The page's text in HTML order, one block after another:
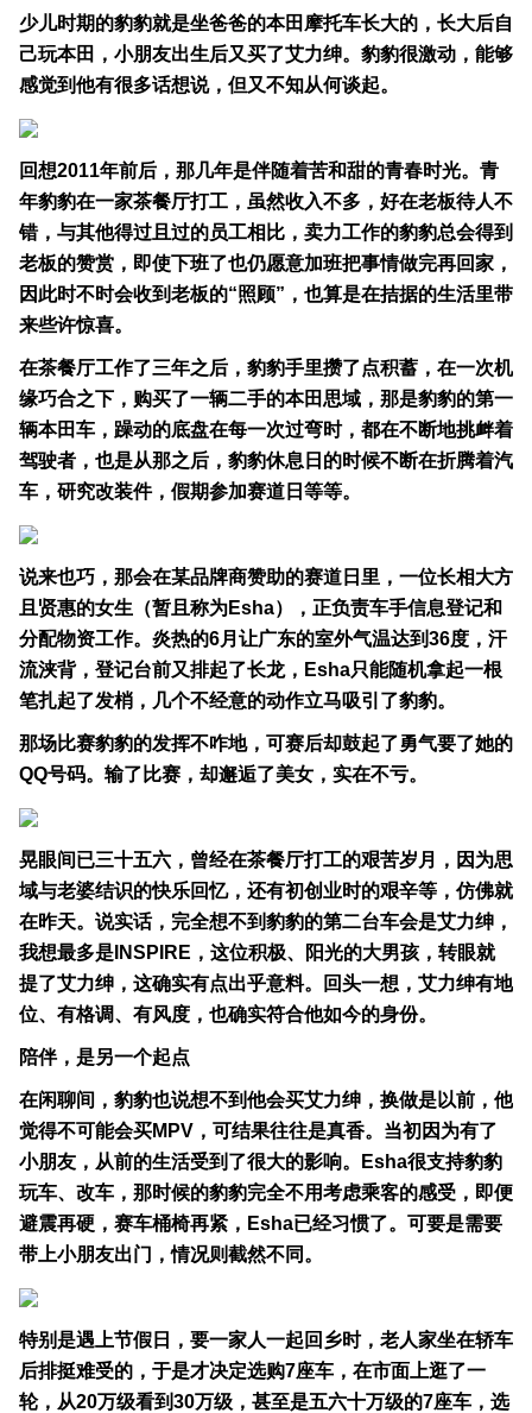
少儿时期的豹豹就是坐爸爸的本田摩托车长大的，长大后自
己玩本田，小朋友出生后又买了艾力绅。豹豹很激动，能够
感觉到他有很多话想说，但又不知从何谈起。
回想2011年前后，那几年是伴随着苦和甜的青春时光。青
年豹豹在一家茶餐厅打工，虽然收入不多，好在老板待人不
错，与其他得过且过的员工相比，卖力工作的豹豹总会得到
老板的赞赏，即使下班了也仍愿意加班把事情做完再回家，
因此时不时会收到老板的“照顾”，也算是在拮据的生活里带
来些许惊喜。
在茶餐厅工作了三年之后，豹豹手里攒了点积蓄，在一次机
缘巧合之下，购买了一辆二手的本田思域，那是豹豹的第一
辆本田车，躁动的底盘在每一次过弯时，都在不断地挑衅着
驾驶者，也是从那之后，豹豹休息日的时候不断在折腾着汽
车，研究改装件，假期参加赛道日等等。
说来也巧，那会在某品牌商赞助的赛道日里，一位长相大方
且贤惠的女生（暂且称为Esha），正负责车手信息登记和
分配物资工作。炎热的6月让广东的室外气温达到36度，汗
流浃背，登记台前又排起了长龙，Esha只能随机拿起一根
笔扎起了发梢，几个不经意的动作立马吸引了豹豹。
那场比赛豹豹的发挥不咋地，可赛后却鼓起了勇气要了她的
QQ号码。输了比赛，却邂逅了美女，实在不亏。
晃眼间已三十五六，曾经在茶餐厅打工的艰苦岁月，因为思
域与老婆结识的快乐回忆，还有初创业时的艰辛等，仿佛就
在昨天。说实话，完全想不到豹豹的第二台车会是艾力绅，
我想最多是INSPIRE，这位积极、阳光的大男孩，转眼就
提了艾力绅，这确实有点出乎意料。回头一想，艾力绅有地
位、有格调、有风度，也确实符合他如今的身份。
陪伴，是另一个起点
在闲聊间，豹豹也说想不到他会买艾力绅，换做是以前，他
觉得不可能会买MPV，可结果往往是真香。当初因为有了
小朋友，从前的生活受到了很大的影响。Esha很支持豹豹
玩车、改车，那时候的豹豹完全不用考虑乘客的感受，即便
避震再硬，赛车桶椅再紧，Esha已经习惯了。可要是需要
带上小朋友出门，情况则截然不同。
特别是遇上节假日，要一家人一起回乡时，老人家坐在轿车
后排挺难受的，于是才决定选购7座车，在市面上逛了一
轮，从20万级看到30万级，甚至是五六十万级的7座车，选